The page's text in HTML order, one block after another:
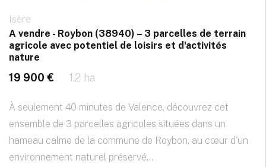
Isère
A vendre - Roybon (38940) – 3 parcelles de terrain
agricole avec potentiel de loisirs et d'activités
nature
19 900 € 1.2 ha
À seulement 40 minutes de Valence, découvrez cet
ensemble de 3 parcelles agricoles situées dans un
hameau calme de la commune de Roybon, au cœur d'un
environnement naturel préservé...